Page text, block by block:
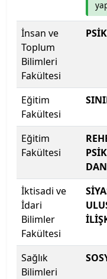
İstanbul
İstanbul Bilgi
İstanbul
İstanbul Galata
İstanbul Gedik
İstanbul Gelişim
İstanbul Kent
İstanbul Kültür
İstanbul
İstanbul Medipol
İnsan ve
Toplum
Bilimleri
Fakültesi
Eğitim
Fakültesi
Eğitim
Fakültesi
İktisadi ve
İdari
Bilimler
Fakültesi
Sağlık
Bilimleri